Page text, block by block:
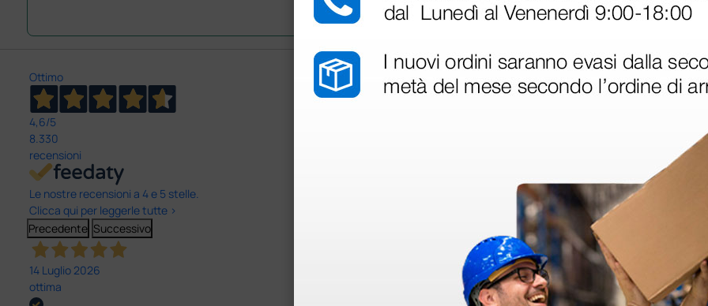
Ottimo
4,6/5
8.330
recensioni
Le nostre recensioni a 4 e 5 stelle.
Clicca qui per leggerle tutte >
Precedente Successivo
14 Luglio 2026
ottima